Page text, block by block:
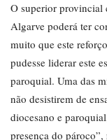
O superior provincial
Algarve poderá ter
muito que este
pudesse liderar este
paroquial. Uma das
não desistirem de
diocesano e
presença do pároco”,